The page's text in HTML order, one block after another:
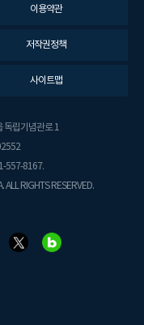
이용약관
저작권정책
사이트맵
독립기념관로 1
557-8167.
RIGHTS RESERVED.